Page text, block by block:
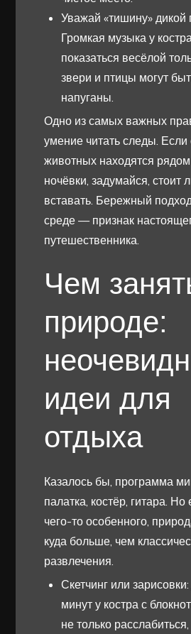
Уважай «тишину» дикой
Громкая музыка у
показаться весёлой
звери и птицы могут
напуганы.
Одно из самых важных
умение читать следы.
животных находятся
ночёвки, задумайся, стоит
вставать. Бережный
среде — признак
путешественника.
Чем
природе:
идеи для
отдыха
Казалось бы, программа
палатка, костёр, гитара. Но
чего-то особенного,
куда больше, чем
развлечения.
Скетчинг или
минут у костра с
не только